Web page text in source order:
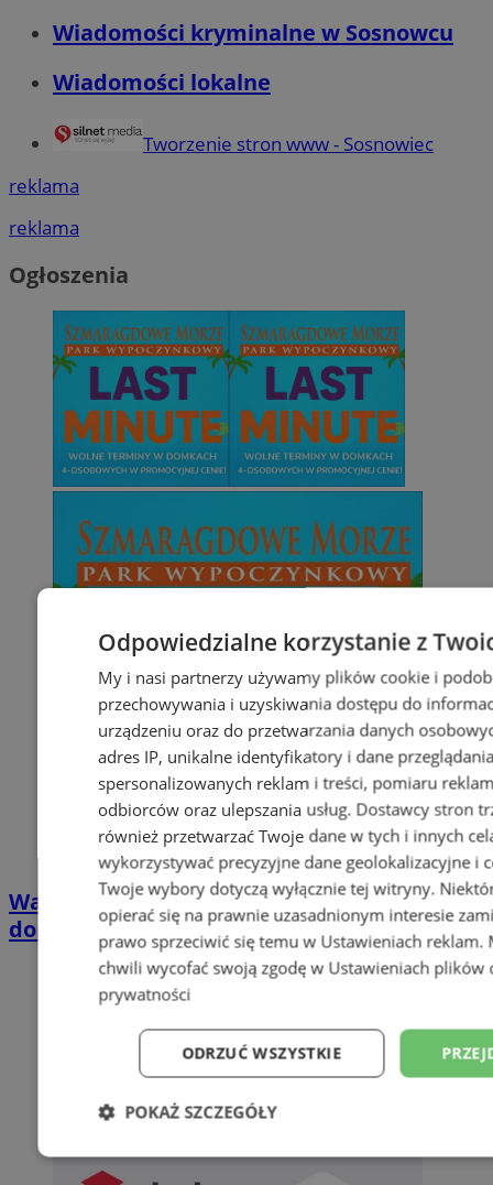
Wiadomości kryminalne w Sosnowcu
Wiadomości lokalne
Tworzenie stron www - Sosnowiec
reklama
reklama
Ogłoszenia
Wakacyjny wypoczynek nad Bałtykiem w
domkach Szmaragdowe Morze
Odpowiedzialne korzystanie z
My i nasi partnerzy używamy plików cookie i
przechowywania i uzyskiwania dostępu do
urządzeniu oraz do przetwarzania danych
adres IP, unikalne identyfikatory i dane
spersonalizowanych reklam i treści, pomiaru
odbiorców oraz ulepszania usług. Dostawcy stron
również przetwarzać Twoje dane w tych i innych
wykorzystywać precyzyjne dane geolokalizacyjne i
Twoje wybory dotyczą wyłącznie tej witryny.
opierać się na prawnie uzasadnionym interesie
prawo sprzeciwić się temu w Ustawieniach reklam.
chwili wycofać swoją zgodę w Ustawieniach plików
prywatności
ODRZUĆ WSZYSTKIE
POKAŻ SZCZEGÓŁY
Niezbędne Wydajność